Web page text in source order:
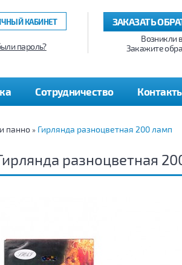
ЗАКАЗАТЬ
Возникли
Закажите
КАБИНЕТ
пароль?
Сотрудничество
панно » Гирлянда разноцветная 200 ламп
разноцветная